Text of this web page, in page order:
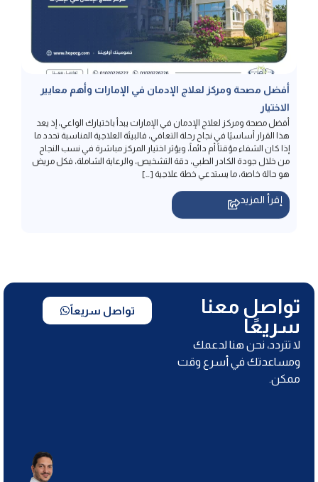
أفضل مصحة ومركز لعلاج الإدمان في الإمارات وأهم معايير
الاختيار
أفضل مصحة ومركز لعلاج الإدمان في الإمارات يبدأ باختيارك الواعي، إذ يعد
هذا القرار أساسيًا في نجاح رحلة التعافي، فالبيئة العلاجية المناسبة تحدد ما
إذا كان الشفاء مؤقتاً أم دائماً، ويؤثر اختيار المركز مباشرة في نسب النجاح
من خلال جودة الكادر الطبي، دقة التشخيص، والرعاية الشاملة، فكل مريض
هو حالة خاصة، ما يستدعي خطة علاجية […]
إقرأ المزيد
تواصل معنا
سريعًا
لا تتردد، نحن هنا لدعمك
ومساعدتك في أسرع وقت
ممكن.
تواصل سريعاً